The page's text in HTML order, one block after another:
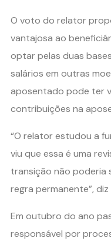
O voto do relator
vantajosa ao
optar pelas duas
salários em outras
aposentado pode ter
contribuições na
“O relator estudou a
viu que essa é uma
transição não poderia
regra permanente”, diz
Em outubro do ano
responsável por